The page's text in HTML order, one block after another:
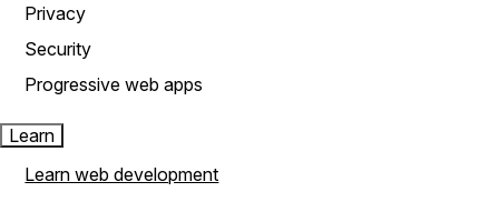
Privacy
Security
Progressive web apps
Learn
Learn web development